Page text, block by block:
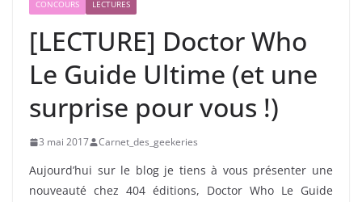
CONCOURS LECTURES
[LECTURE] Doctor Who
Le Guide Ultime (et une
surprise pour vous !)
3 mai 2017 Carnet_des_geekeries
Aujourd’hui sur le blog je tiens à vous présenter une
nouveauté chez 404 éditions, Doctor Who Le Guide